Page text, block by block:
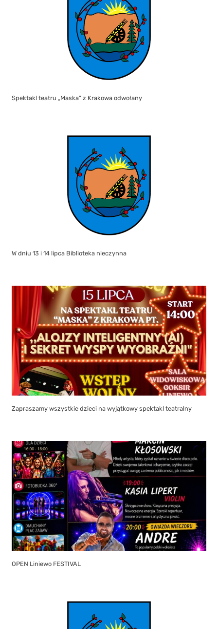
Spektakl teatru „Maska” z Krakowa odwołany
W dniu 13 i 14 lipca Biblioteka nieczynna
Zapraszamy wszystkie dzieci na wyjątkowy spektakl teatralny
OPEN Liniewo FESTIVAL